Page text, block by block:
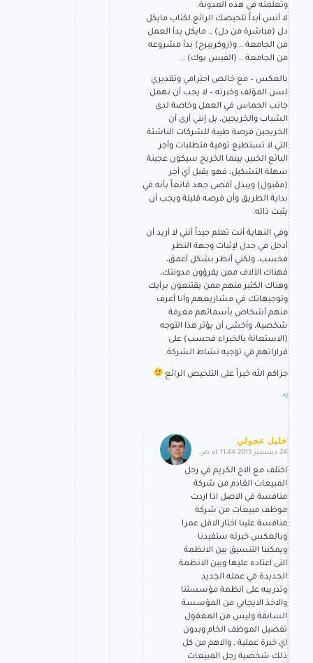
وتعلمته في هذه المدونة.
لا أنس أبداً تلخيصك الرائع لكتاب مايكل
دل (مباشرة من دل) .. مايكل بدأ العمل
من الجامعة .. و(زوكربيرج) بدأ مشروعه
من الجامعة .. (الفيس بوك) ..
بالعكس – مع خالص احترامي وتقديري
لسن المؤلف وخبرته – لا يجب أن نهمل
جانب الحماس في العمل وخاصة لدى
الشباب والخريجين، بل إنني أرى أن
الخريجين فرصة طيبة للشركات الناشئة
التي لا تستطيع توفية متطلبات وأجر
البائع الخبير، بينما الخريج سيكون عجينة
سهلة التشكيل، فهو يقبل أي أجر
(مقبول) ويبذل أقصى جهد قانعاً بأنه في
بداية الطريق وأن فرصه قليلة ويجب أن
يثبت ذاته.
وفي النهاية أنت تعلم جيداً أنني لا أريد أن
أدخل في جدل لإثبات وجهة النظر
فحسب، ولكني أنظر بشكل أعمق،
فهناك الآلاف ممن يقرؤون مدونتك،
وهناك الكثير منهم ممن يقتنعون برأيك
وتوجيهاتك في مشاريعهم وأنا أعرف
منهم أشخاص بأسمائهم معرفة
شخصية، وأخشى أن يؤثر هذا التوجه
(الاستعانة بالخبراء فحسب) على
قراراتهم في توجيه نشاط الشركة.
جزاكم الله خيراً على التلخيص الرائع
رد
خليل عجولي
says:
24 ديسمبر 2013 at 11:44 ص
اختلف مع الاخ الكريم في رجل
المبيعات القادم من شركة
منافسة في الاصل اذا اردت
موظف مبيعات من شركة
منافسة علينا اختار الاقل عمرا
وبالعكس خبرته ستفيدنا
ويمكننا التنسيق بين الانظمة
التى اعتاده عليها وبين الانظمة
الجديدة في عمله الجديد
وتدريبه على انظمة مؤسستنا
والاخذ الايجابي من المؤسسة
السابقة وليس من المعقول
تفضيل الموظف الخام وبدون
اي خبرة عملية , والاهم من كل
ذلك شخصية رجل المبيعات